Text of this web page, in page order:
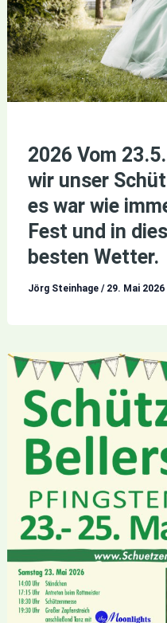
2026 Vom
wir unser
es war wie
Fest und in
besten Wetter.
Jörg Steinhage / 29. Mai 2026